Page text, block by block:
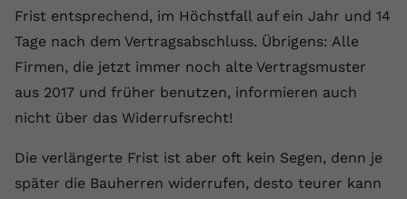
Frist entsprechend, im Höchstfall auf ein Jahr und 14
Tage nach dem Vertragsabschluss. Übrigens: Alle
Firmen, die jetzt immer noch alte Vertragsmuster
aus 2017 und früher benutzen, informieren auch
nicht über das Widerrufsrecht!
Die verlängerte Frist ist aber oft kein Segen, denn je
später die Bauherren widerrufen, desto teurer kann
Laufzeit Session
Zweck
YouTube setzt diesen Cookie, um die
Videopräferenzen des Nutzers zu
speichern, der eingebettete YouTube-
Videos verwendet.